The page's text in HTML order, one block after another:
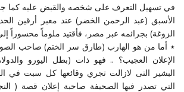
في تسهيل التعرف على شخصه والقبض عليه كما
الأسبق (عبد الرحمن الخضر) عند معبر أرقين
الزوغة) بجرائمه عبر مصر، فأقتيد ملوماً محسوراً
٭ أما من هو الهارب (طارق سر الختم) صاحب
الإعلان العجيب؟ .. فهو ذات (بطل اليورو
البشير التى لازالت تجري وقائعها كل سبت في
التي تصدر فيها الصحيفة صاحبة إعلان قصة (